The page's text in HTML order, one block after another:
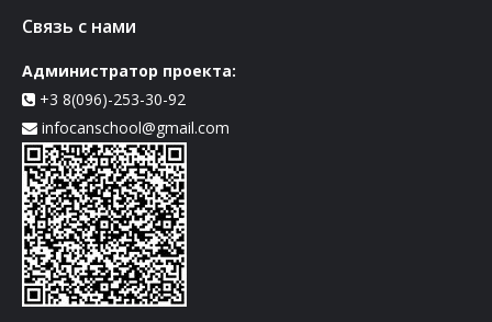
Связь с нами
Администратор проекта:
+3 8(096)-253-30-92
infocanschool@gmail.com